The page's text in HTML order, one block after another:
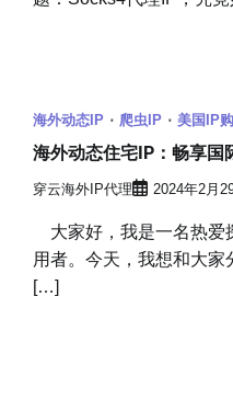
海外动态IP 爬虫IP 美国IP
海外动态住宅IP：畅享国
穿云海外IP代理 2024年2月
大家好，我是一名热爱
用者。今天，我想和大
[…]